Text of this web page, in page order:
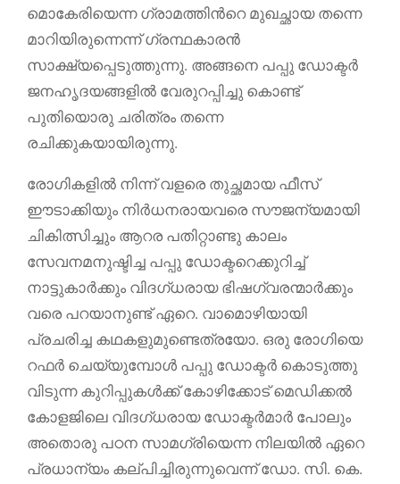
മൊകേരിയെന്ന ഗ്രാമത്തിന്‍റെ മുഖച്ഛായ തന്നെ
മാറിയിരുന്നെന്ന് ഗ്രന്ഥകാരന്‍
സാക്ഷ്യപ്പെടുത്തുന്നു. അങ്ങനെ പപ്പു ഡോക്ടർ
ജനഹൃദയങ്ങളിൽ വേരുറപ്പിച്ചു കൊണ്ട്
പുതിയൊരു ചരിത്രം തന്നെ
രചിക്കുകയായിരുന്നു.
രോഗികളിൽ നിന്ന് വളരെ തുച്ഛമായ ഫീസ്
ഈടാക്കിയും നിർധനരായവരെ സൗജന്യമായി
ചികിത്സിച്ചും ആറര പതിറ്റാണ്ടു കാലം
സേവനമനുഷ്ടിച്ച പപ്പു ഡോക്ടറെക്കുറിച്ച്
നാട്ടുകാർക്കും വിദഗ്ധരായ ഭിഷഗ്വരന്മാർക്കും
വരെ പറയാനുണ്ട് ഏറെ. വാമൊഴിയായി
പ്രചരിച്ച കഥകളുമുണ്ടെത്രയോ. ഒരു രോഗിയെ
റഫർ ചെയ്യുമ്പോൾ പപ്പു ഡോക്ടർ കൊടുത്തു
വിടുന്ന കുറിപ്പുകൾക്ക് കോഴിക്കോട് മെഡിക്കൽ
കോളജിലെ വിദഗ്ധരായ ഡോക്ടർമാർ പോലും
അതൊരു പഠന സാമഗ്രിയെന്ന നിലയിൽ ഏറെ
പ്രധാന്യം കല്പിച്ചിരുന്നുവെന്ന് ഡോ. സി. കെ.